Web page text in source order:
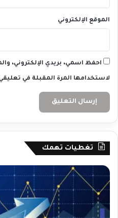
الموقع الإلكتروني
احفظ اسمي، بريدي الإلكتروني،
لاستخدامها المرة المقبلة في
تغطيات تهمك